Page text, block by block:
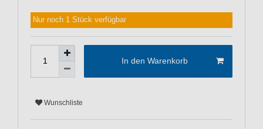
Nur noch 1 Stück verfügbar
In den Warenkorb
Wunschliste